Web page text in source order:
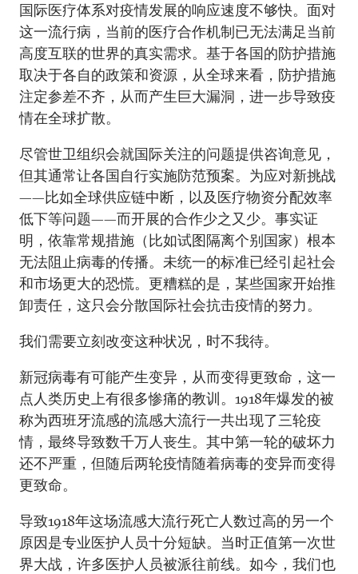
国际医疗体系对疫情发展的响应速度不够快。面对
这一流行病，当前的医疗合作机制已无法满足当前
高度互联的世界的真实需求。基于各国的防护措施
取决于各自的政策和资源，从全球来看，防护措施
注定参差不齐，从而产生巨大漏洞，进一步导致疫
情在全球扩散。
尽管世卫组织会就国际关注的问题提供咨询意见，
但其通常让各国自行实施防范预案。为应对新挑战
——比如全球供应链中断，以及医疗物资分配效率
低下等问题——而开展的合作少之又少。事实证
明，依靠常规措施（比如试图隔离个别国家）根本
无法阻止病毒的传播。未统一的标准已经引起社会
和市场更大的恐慌。更糟糕的是，某些国家开始推
卸责任，这只会分散国际社会抗击疫情的努力。
我们需要立刻改变这种状况，时不我待。
新冠病毒有可能产生变异，从而变得更致命，这一
点人类历史上有很多惨痛的教训。1918年爆发的被
称为西班牙流感的流感大流行一共出现了三轮疫
情，最终导致数千万人丧生。其中第一轮的破坏力
还不严重，但随后两轮疫情随着病毒的变异而变得
更致命。
导致1918年这场流感大流行死亡人数过高的另一个
原因是专业医护人员十分短缺。当时正值第一次世
界大战，许多医护人员被派往前线。如今，我们也